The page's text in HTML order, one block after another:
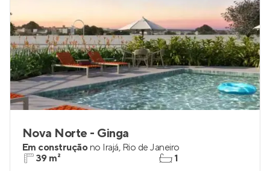
Nova Norte - Ginga
Em construçãono Irajá, Rio de Janeiro
39 m²
1